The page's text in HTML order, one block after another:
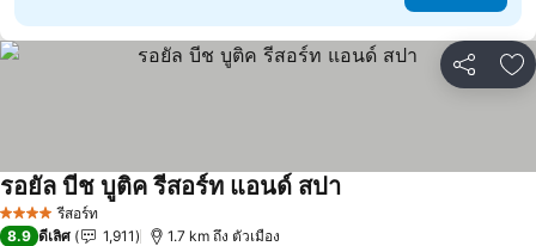
แชร์ เ
4 ดาว รีสอร์ท
รอยัล บีช บูติค รีสอร์ท แอนด์ สปาดูราคา
8.9 ดีเลิศ 1,911 1.7 km ถึง ตัวเมือง